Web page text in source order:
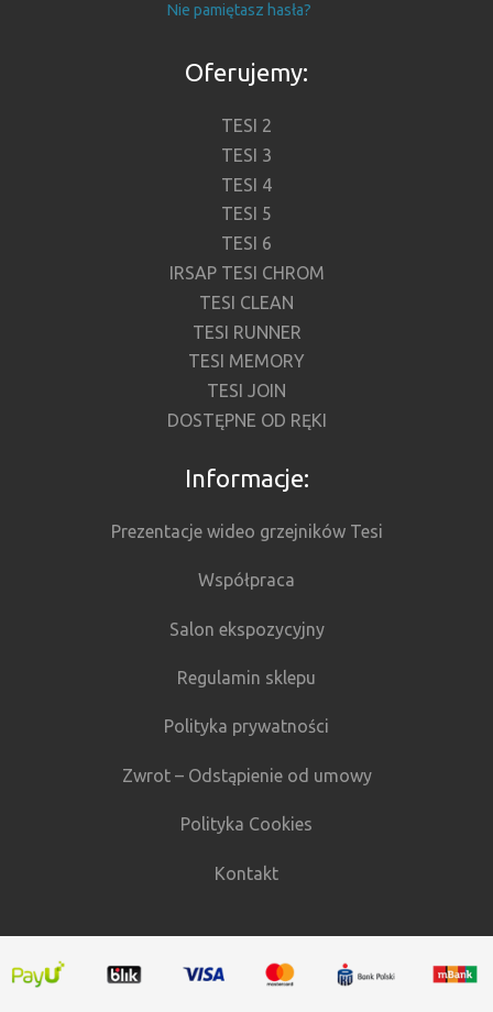
Nie pamiętasz hasła?
Oferujemy:
TESI 2
TESI 3
TESI 4
TESI 5
TESI 6
IRSAP TESI CHROM
TESI CLEAN
TESI RUNNER
TESI MEMORY
TESI JOIN
DOSTĘPNE OD RĘKI
Informacje:
Prezentacje wideo grzejników Tesi
Współpraca
Salon ekspozycyjny
Regulamin sklepu
Polityka prywatności
Zwrot – Odstąpienie od umowy
Polityka Cookies
Kontakt